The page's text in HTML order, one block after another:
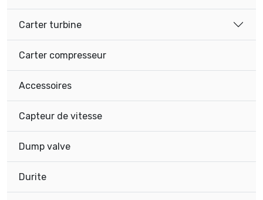
Carter turbine
Carter compresseur
Accessoires
Capteur de vitesse
Dump valve
Durite